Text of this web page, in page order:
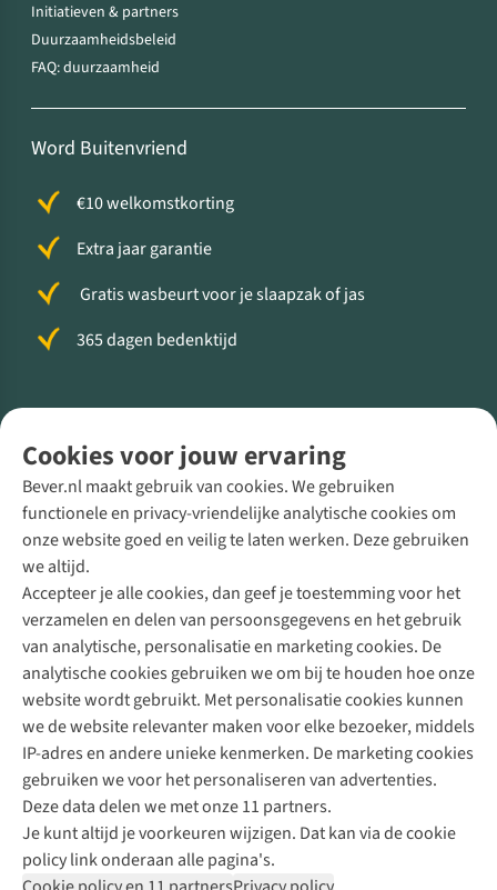
Cookies voor jouw ervaring
Bever.nl maakt gebruik van cookies. We gebruiken
functionele en privacy-vriendelijke analytische cookies om
onze website goed en veilig te laten werken. Deze gebruiken
we altijd.
Accepteer je alle cookies, dan geef je toestemming voor het
verzamelen en delen van persoonsgegevens en het gebruik
van analytische, personalisatie en marketing cookies. De
analytische cookies gebruiken we om bij te houden hoe onze
website wordt gebruikt. Met personalisatie cookies kunnen
we de website relevanter maken voor elke bezoeker, middels
IP-adres en andere unieke kenmerken. De marketing cookies
gebruiken we voor het personaliseren van advertenties.
Deze data delen we met onze 11 partners.
Je kunt altijd je voorkeuren wijzigen. Dat kan via de cookie
policy link onderaan alle pagina's.
Initiatieven & partners
Duurzaamheidsbeleid
FAQ: duurzaamheid
Word Buitenvriend
€10 welkomstkorting
Extra jaar garantie
Gratis wasbeurt voor je slaapzak of jas
365 dagen bedenktijd
Direct advies van een Buitenexpert
+31 (0)85 888 50 88
+31 6 12 28 49 80
Contactformulier